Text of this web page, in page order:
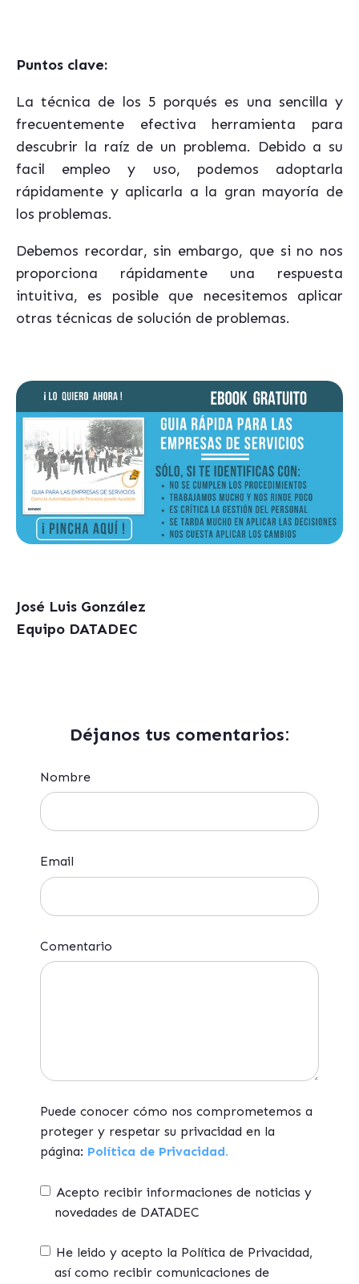
Puntos clave:
La técnica de los 5 porqués es una sencilla y
frecuentemente efectiva herramienta para
descubrir la raíz de un problema. Debido a su
facil empleo y uso, podemos adoptarla
rápidamente y aplicarla a la gran mayoría de
los problemas.
Debemos recordar, sin embargo, que si no nos
proporciona rápidamente una respuesta
intuitiva, es posible que necesitemos aplicar
otras técnicas de solución de problemas.
José Luis González
Equipo DATADEC
Déjanos tus comentarios:
Nombre
Email
Comentario
Puede conocer cómo nos comprometemos a
proteger y respetar su privacidad en la
página: Política de Privacidad.
Acepto recibir informaciones de noticias y
novedades de DATADEC
He leido y acepto la Política de Privacidad,
así como recibir comunicaciones de